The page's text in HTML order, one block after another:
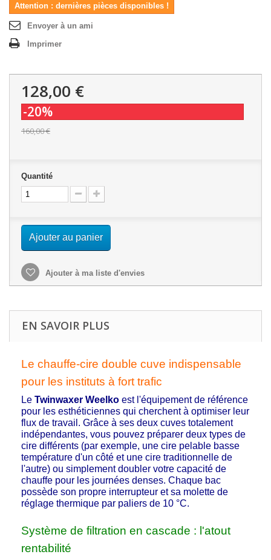
Attention : dernières pièces disponibles !
Envoyer à un ami
Imprimer
128,00 €
-20%
160,00 €
Quantité
Ajouter au panier
Ajouter à ma liste d'envies
EN SAVOIR PLUS
Le chauffe-cire double cuve indispensable
pour les instituts à fort trafic
Le Twinwaxer Weelko est l'équipement de référence
pour les esthéticiennes qui cherchent à optimiser leur
flux de travail. Grâce à ses deux cuves totalement
indépendantes, vous pouvez préparer deux types de
cire différents (par exemple, une cire pelable basse
température d'un côté et une cire traditionnelle de
l'autre) ou simplement doubler votre capacité de
chauffe pour les journées denses. Chaque bac
possède son propre interrupteur et sa molette de
réglage thermique par paliers de 10 °C.
Système de filtration en cascade : l'atout
rentabilité